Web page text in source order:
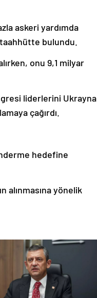
askeri yardımda
bulundu.
onu 9,1 milyar
liderlerini Ukrayna
çağırdı.
hedefine
alınmasına yönelik